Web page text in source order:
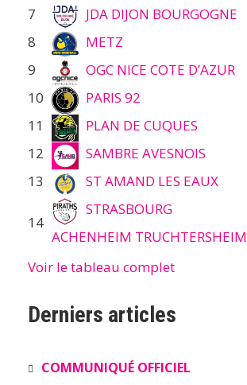
7
JDA DIJON BOURGOGNE
8
METZ
9
OGC NICE COTE D’AZUR
10
PARIS 92
11
PLAN DE CUQUES
12
SAMBRE AVESNOIS
13
ST AMAND LES EAUX
14
STRASBOURG
ACHENHEIM TRUCHTERSHEIM
Voir le tableau complet
Derniers articles
COMMUNIQUÉ OFFICIEL